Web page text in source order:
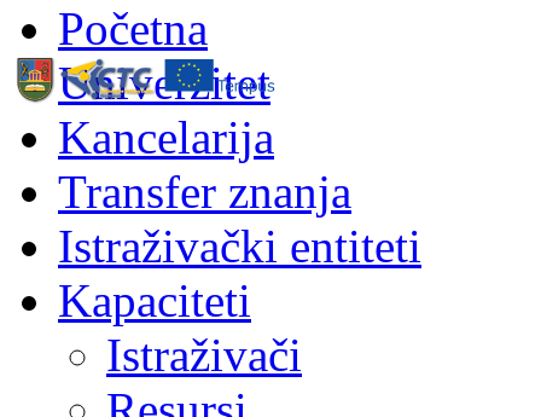
Početna
Univerzitet
Kancelarija
Transfer znanja
Istraživački entiteti
Kapaciteti
Istraživači